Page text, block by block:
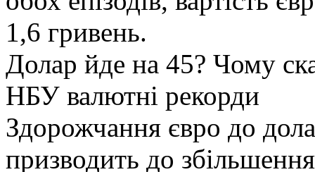
1,6 гривень.
Долар йде на 45? Чому
НБУ валютні рекорди
Здорожчання євро до
призводить до